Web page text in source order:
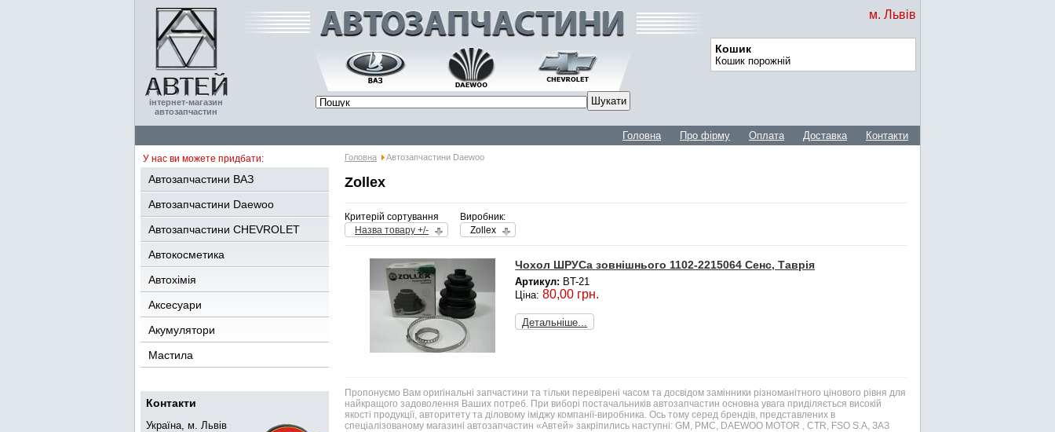
інтернет-магазин
автозапчастин
м. Львів
Кошик
Кошик порожній
Головна Про фірму Оплата Доставка Контакти
У нас ви можете придбати:
Автозапчастини ВАЗ
Автозапчастини Daewoo
Автозапчастини CHEVROLET
Автокосметика
Автохімія
Аксесуари
Акумулятори
Мастила
Контакти
Україна, м. Львів
Головна Автозапчастини Daewoo
Zollex
Критерій сортування
Назва товару +/-
Виробник:
Zollex
Чохол ШРУСа зовнішнього 1102-2215064 Сенс, Таврія
Артикул: BT-21
Ціна:80,00 грн.
Детальніше...
Пропонуємо Вам оригінальні запчастини та тільки перевірені часом та досвідом замінники різноманітного цінового рівня для
найкращого задоволення Ваших потреб. При виборі постачальників автозапчастин основна увага приділяється високій
якості продукції, авторитету та діловому іміджу компанії-виробника. Ось тому серед брендів, представлених в
спеціалізованому магазині автозапчастин «Автей» закріпились наступні: GM, PMC, DAEWOO MOTOR , CTR, FSO S.A, ЗАЗ